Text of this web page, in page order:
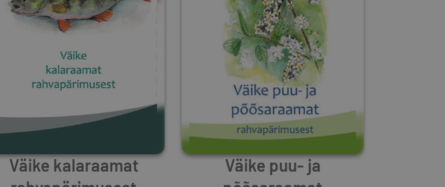
Väike kalaraamat
Väike puu- ja